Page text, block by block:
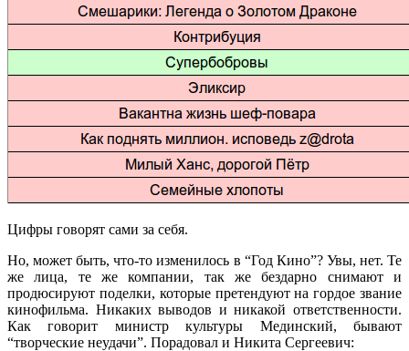
Цифры говорят сами за себя.
Но, может быть, что-то изменилось в “Год Кино”? Увы, нет. Те
же лица, те же компании, так же бездарно снимают и
продюсируют поделки, которые претендуют на гордое звание
кинофильма. Никаких выводов и никакой ответственности.
Как говорит министр культуры Мединский, бывают
“творческие неудачи”. Порадовал и Никита Сергеевич: